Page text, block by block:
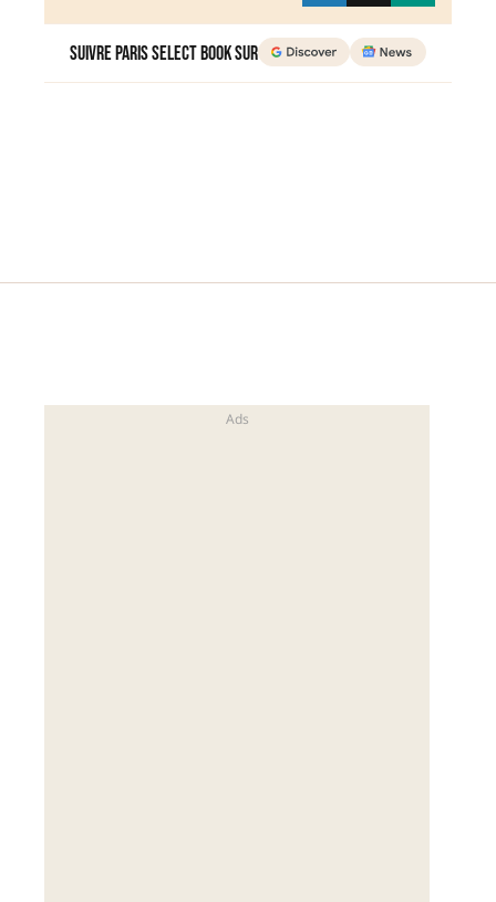
Suivre Paris Select Book sur